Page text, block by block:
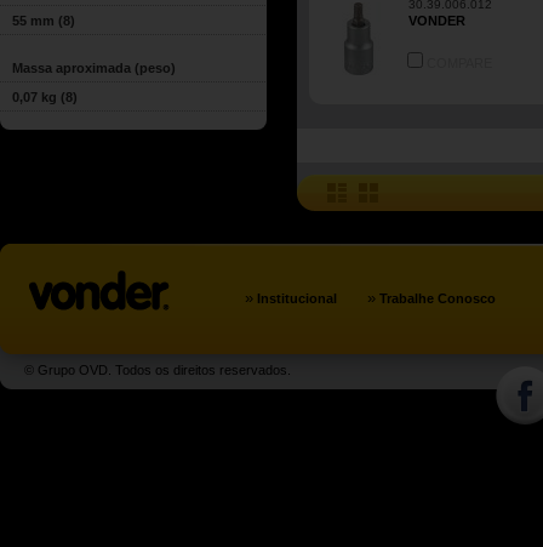
55 mm (8)
Massa aproximada (peso)
0,07 kg (8)
30.39.006.012
VONDER
» Institucional » Trabalhe Conosco
© Grupo OVD. Todos os direitos reservados.